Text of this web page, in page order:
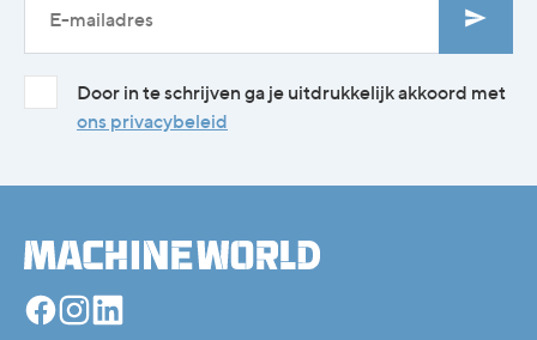
Door in te schrijven ga je uitdrukkelijk akkoord met
ons privacybeleid
FacebookInstagram